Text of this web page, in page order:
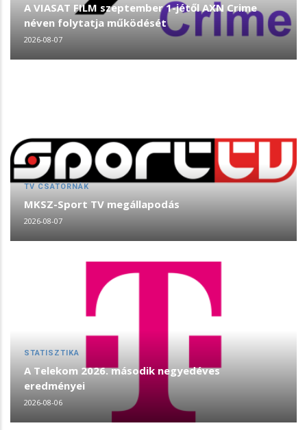
A VIASAT FILM szeptember 1-jétől AXN Crime
néven folytatja működését
2026-08-07
TV CSATORNÁK
MKSZ-Sport TV megállapodás
2026-08-07
STATISZTIKA
A Telekom 2026. második negyedéves
eredményei
2026-08-06